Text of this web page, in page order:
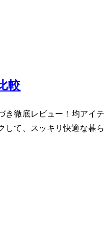
較
底レビュー！100均アイテ
して、スッキリ快適な暮ら